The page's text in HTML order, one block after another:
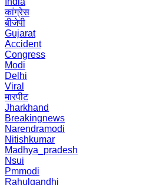
कांग्रेस
बीजेपी
Gujarat
Accident
Congress
Modi
Delhi
Viral
मारपीट
Jharkhand
Breakingnews
Narendramodi
Nitishkumar
Madhya_pradesh
Nsui
Pmmodi
Rahulgandhi